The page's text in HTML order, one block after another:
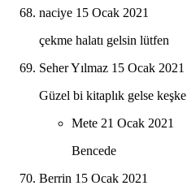
naciye 15 Ocak 2021
çekme halatı gelsin lütfen
Seher Yılmaz 15 Ocak 2021
Güzel bi kitaplık gelse keşke
Mete 21 Ocak 2021
Bencede
Berrin 15 Ocak 2021